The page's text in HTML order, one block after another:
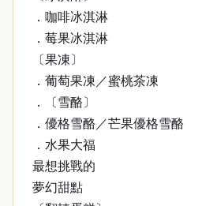
．咖啡冰淇淋
．莓果冰淇淋
〔果凍〕
．葡萄果凍／蜜桃茶凍
．〔雪酪〕
．優格雪酪／芒果優格雪酪
．水果大福
最想挑戰的
夢幻甜點